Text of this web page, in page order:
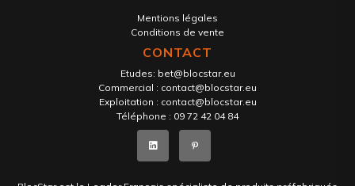
Mentions légales
Conditions de vente
CONTACT
Etudes: bet@blocstar.eu
Commercial : contact@blocstar.eu
Exploitation : contact@blocstar.eu
Téléphone : 09 72 42 04 84